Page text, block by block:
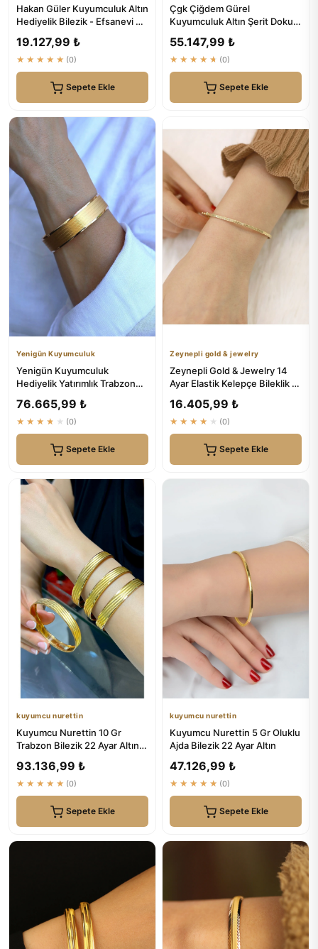
Hakan Güler Kuyumculuk Altın
Hediyelik Bilezik - Efsanevi Şık
19.127,99 ₺
★★★★★ (0)
Sepete Ekle
Çgk Çiğdem Gürel
Kuyumculuk Altın Şerit Dokulu
Tasarım
55.147,99 ₺
★★★★★ (0)
Sepete Ekle
Yenigün Kuyumculuk
Yenigün Kuyumculuk
Hediyelik Yatırımlık Trabzon
76.665,99 ₺
★★★★★ (0)
Sepete Ekle
Zeynepli gold & jewelry
Zeynepli Gold & Jewelry 14
Ayar Elastik Kelepçe Bileklik -
16.405,99 ₺
★★★★★ (0)
Sepete Ekle
kuyumcu nurettin
Kuyumcu Nurettin 10 Gr
Trabzon Bilezik 22 Ayar Altın
93.136,99 ₺
★★★★★ (0)
Sepete Ekle
kuyumcu nurettin
Kuyumcu Nurettin 5 Gr Oluklu
Ajda Bilezik 22 Ayar Altın
47.126,99 ₺
★★★★★ (0)
Sepete Ekle